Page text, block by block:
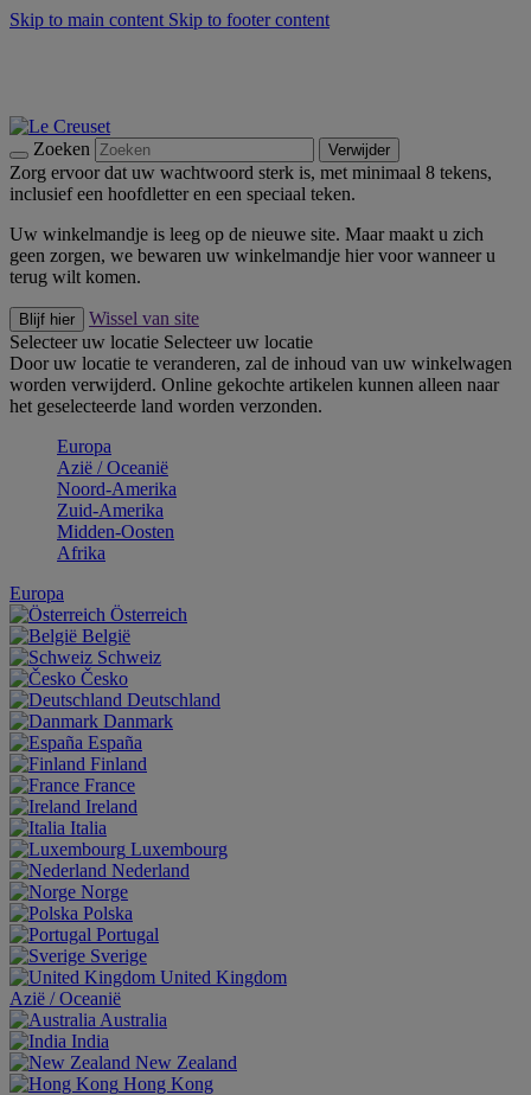
Skip to main content Skip to footer content
Zoeken Verwijder
Zorg ervoor dat uw wachtwoord sterk is, met minimaal 8 tekens,
inclusief een hoofdletter en een speciaal teken.
Uw winkelmandje is leeg op de nieuwe site. Maar maakt u zich
geen zorgen, we bewaren uw winkelmandje hier voor wanneer u
terug wilt komen.
Blijf hier
Wissel van site
Selecteer uw locatie Selecteer uw locatie
Door uw locatie te veranderen, zal de inhoud van uw winkelwagen
worden verwijderd. Online gekochte artikelen kunnen alleen naar
het geselecteerde land worden verzonden.
Europa
Aziё / Oceaniё
Noord-Amerika
Zuid-Amerika
Midden-Oosten
Afrika
Europa
Österreich
België
Schweiz
Česko
Deutschland
Danmark
España
Finland
France
Ireland
Italia
Luxembourg
Nederland
Norge
Polska
Portugal
Sverige
United Kingdom
Aziё / Oceaniё
Australia
India
New Zealand
Hong Kong